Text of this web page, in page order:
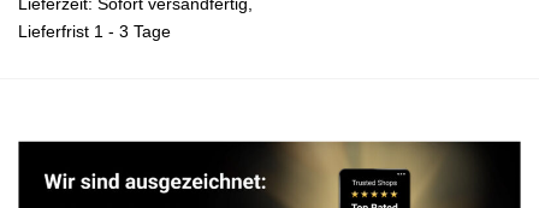
Lieferfrist 1 - 3 Tage